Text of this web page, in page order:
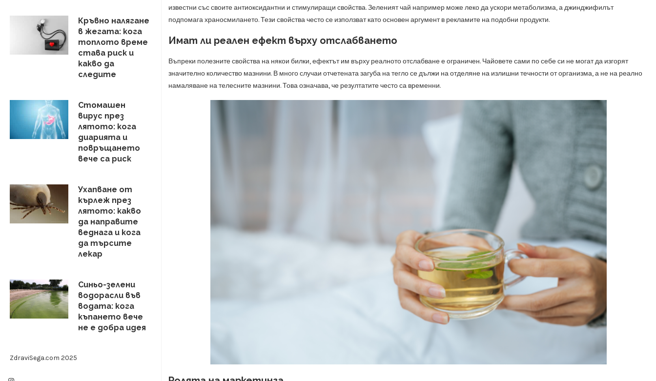
Кръвно налягане
в жегата: кога
топлото време
става риск и
какво да
следите
Стомашен
вирус през
лятото: кога
диарията и
повръщането
вече са риск
Ухапване от
кърлеж през
лятото: какво
да направите
веднага и кога
да търсите
лекар
Синьо-зелени
водорасли във
водата: кога
къпането вече
не е добра идея
ZdraviSega.com 2025
известни със своите антиоксидантни и стимулиращи свойства. Зеленият чай например може леко да ускори метаболизма, а джинджифилът
подпомага храносмилането. Тези свойства често се използват като основен аргумент в рекламите на подобни продукти.
Имат ли реален ефект върху отслабването
Въпреки полезните свойства на някои билки, ефектът им върху реалното отслабване е ограничен. Чайовете сами по себе си не могат да изгорят
значително количество мазнини. В много случаи отчетената загуба на тегло се дължи на отделяне на излишни течности от организма, а не на реално
намаляване на телесните мазнини. Това означава, че резултатите често са временни.